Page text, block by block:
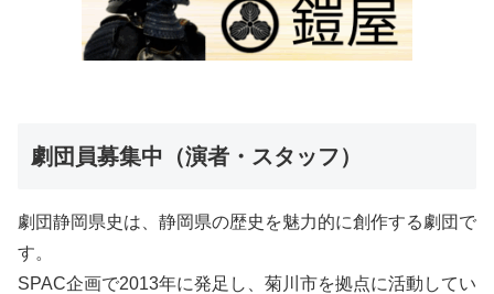
劇団員募集中（演者・スタッフ）
劇団静岡県史は、静岡県の歴史を魅力的に創作する劇団で
す。
SPAC企画で2013年に発足し、菊川市を拠点に活動してい